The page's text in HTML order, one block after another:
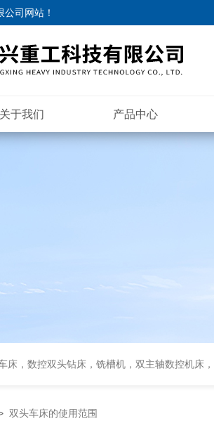
公司网站 ！
关于我们 产品中心
床，数控双头钻床，铣槽机，双主轴数控机床
双头车床的使用范围